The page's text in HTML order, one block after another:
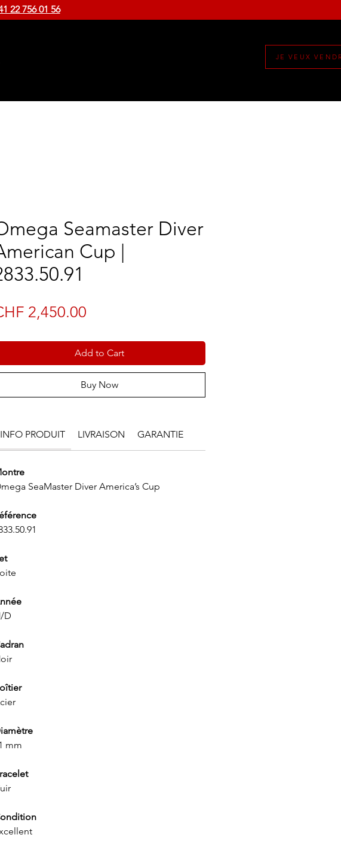
22 756 01 56
JE VEUX
Seamaster Diver
Cup |
2,450.00
Add to Cart
Buy Now
INFO PRODUIT LIVRAISON GARANTIE
SeaMaster Diver America’s Cup
D
mm